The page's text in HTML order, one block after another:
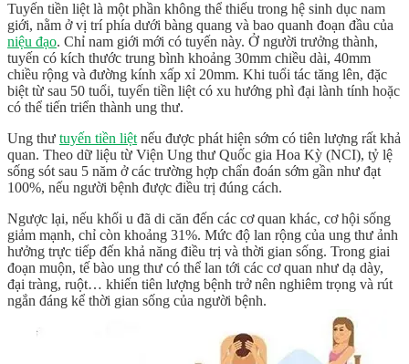
Tuyến tiền liệt là một phần không thể thiếu trong hệ sinh dục nam
giới, nằm ở vị trí phía dưới bàng quang và bao quanh đoạn đầu của
niệu đạo. Chỉ nam giới mới có tuyến này. Ở người trưởng thành,
tuyến có kích thước trung bình khoảng 30mm chiều dài, 40mm
chiều rộng và đường kính xấp xỉ 20mm. Khi tuổi tác tăng lên, đặc
biệt từ sau 50 tuổi, tuyến tiền liệt có xu hướng phì đại lành tính hoặc
có thể tiến triển thành ung thư.
Ung thư tuyến tiền liệt nếu được phát hiện sớm có tiên lượng rất khả
quan. Theo dữ liệu từ Viện Ung thư Quốc gia Hoa Kỳ (NCI), tỷ lệ
sống sót sau 5 năm ở các trường hợp chẩn đoán sớm gần như đạt
100%, nếu người bệnh được điều trị đúng cách.
Ngược lại, nếu khối u đã di căn đến các cơ quan khác, cơ hội sống
giảm mạnh, chỉ còn khoảng 31%. Mức độ lan rộng của ung thư ảnh
hưởng trực tiếp đến khả năng điều trị và thời gian sống. Trong giai
đoạn muộn, tế bào ung thư có thể lan tới các cơ quan như dạ dày,
đại tràng, ruột… khiến tiên lượng bệnh trở nên nghiêm trọng và rút
ngắn đáng kể thời gian sống của người bệnh.